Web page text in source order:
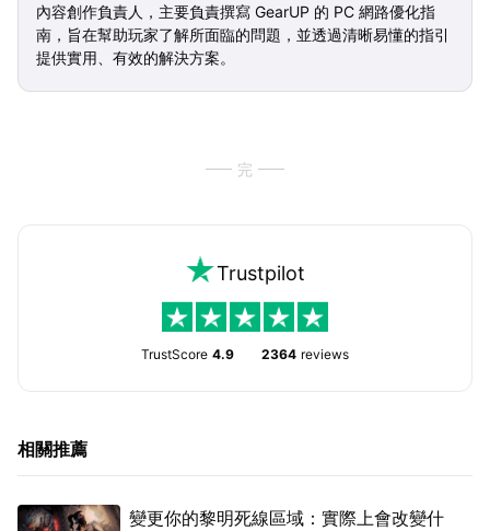
內容創作負責人，主要負責撰寫 GearUP 的 PC 網路優化指
南，旨在幫助玩家了解所面臨的問題，並透過清晰易懂的指引
提供實用、有效的解決方案。
完
Trustpilot
TrustScore 4.9 2364 reviews
相關推薦
變更你的黎明死線區域：實際上會改變什